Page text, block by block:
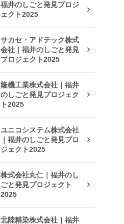
福井のしごと発見プロジ
ェクト2025
サカセ・アドテック株式
会社｜福井のしごと発見
プロジェクト2025
隆機工業株式会社｜福井
のしごと発見プロジェク
ト2025
ユニコシステム株式会社
｜福井のしごと発見プロ
ジェクト2025
株式会社丸仁｜福井のし
ごと発見プロジェクト
2025
北陸精染株式会社｜福井